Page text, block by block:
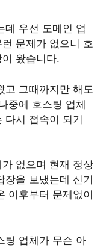
데 우선 도메인 업
문제가 없으니 호
왔습니다.
고 그때까지만 해도
중에 호스팅 업체
다시 접속이 되기
없으며 현재 정상
장을 보냈는데 신기
이후부터 문제없이
팅 업체가 무슨 아